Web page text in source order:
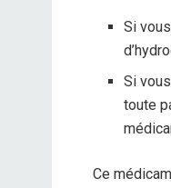
Si
Si
toute
Ce